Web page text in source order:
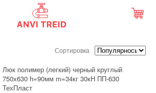
Сортировка
Люк полимер (легкий) черный круглый
750х630 h=90мм m=34кг 30кН ПП-630
ТехПласт